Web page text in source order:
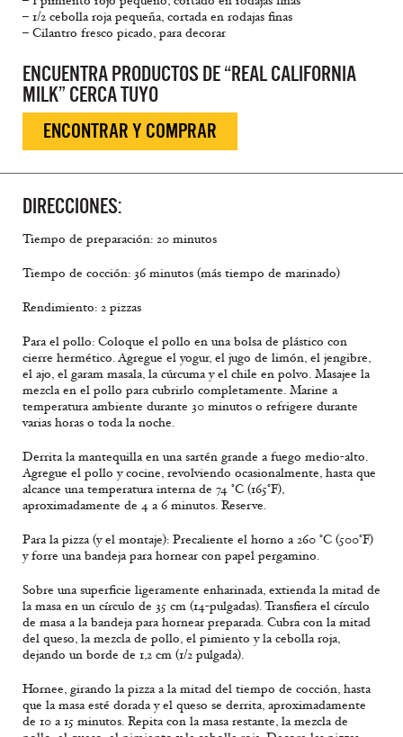
– 1/2 cebolla roja pequeña, cortada en rodajas finas
– Cilantro fresco picado, para decorar
ENCUENTRA PRODUCTOS DE “REAL CALIFORNIA
MILK” CERCA TUYO
ENCONTRAR Y COMPRAR
DIRECCIONES:
Tiempo de preparación: 20 minutos
Tiempo de cocción: 36 minutos (más tiempo de marinado)
Rendimiento: 2 pizzas
Para el pollo: Coloque el pollo en una bolsa de plástico con
cierre hermético. Agregue el yogur, el jugo de limón, el jengibre,
el ajo, el garam masala, la cúrcuma y el chile en polvo. Masajee la
mezcla en el pollo para cubrirlo completamente. Marine a
temperatura ambiente durante 30 minutos o refrigere durante
varias horas o toda la noche.
Derrita la mantequilla en una sartén grande a fuego medio-alto.
Agregue el pollo y cocine, revolviendo ocasionalmente, hasta que
alcance una temperatura interna de 74 °C (165°F),
aproximadamente de 4 a 6 minutos. Reserve.
Para la pizza (y el montaje): Precaliente el horno a 260 °C (500°F)
y forre una bandeja para hornear con papel pergamino.
Sobre una superficie ligeramente enharinada, extienda la mitad de
la masa en un círculo de 35 cm (14-pulgadas). Transfiera el círculo
de masa a la bandeja para hornear preparada. Cubra con la mitad
del queso, la mezcla de pollo, el pimiento y la cebolla roja,
dejando un borde de 1,2 cm (1/2 pulgada).
Hornee, girando la pizza a la mitad del tiempo de cocción, hasta
que la masa esté dorada y el queso se derrita, aproximadamente
de 10 a 15 minutos. Repita con la masa restante, la mezcla de